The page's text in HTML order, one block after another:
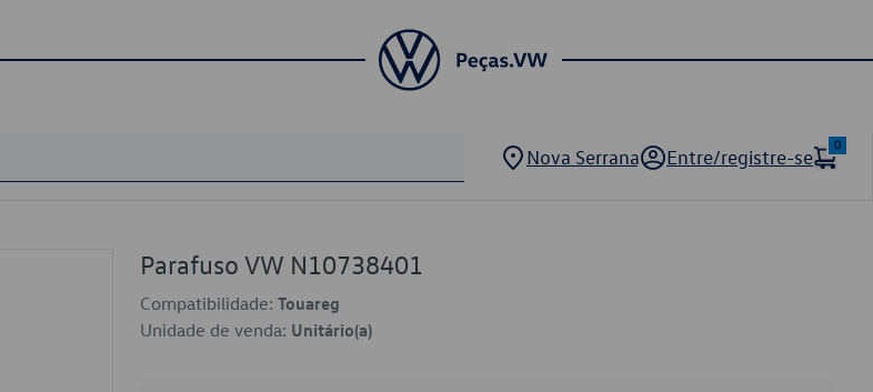
Nova Serrana Entre/registre-se
0
Parafuso VW N10738401
Compatibilidade: Touareg
Unidade de venda: Unitário(a)